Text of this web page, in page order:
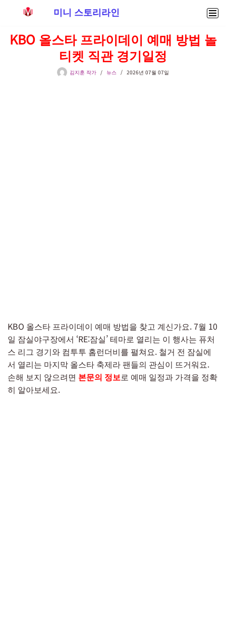
텐
미니 스토리라인
KBO 올스타 프라이데이 예매 방법 놀
티켓 직관 경기일정
김지훈 작가 뉴스 2026년 07월 07일
KBO 올스타 프라이데이 예매 방법을 찾고 계신가요. 7월 10
일 잠실야구장에서 ‘RE:잠실’ 테마로 열리는 이 행사는 퓨처
스 리그 경기와 컴투투 홈런더비를 펼쳐요. 철거 전 잠실에
서 열리는 마지막 올스타 축제라 팬들의 관심이 뜨거워요.
손해 보지 않으려면 본문의 정보로 예매 일정과 가격을 정확
히 알아보세요.